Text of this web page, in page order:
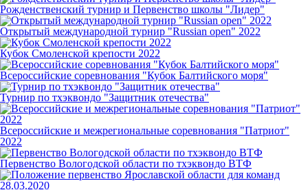
Рожденственский турнир и Первенство школы "Лидер"
Открытый международной турнир "Russian open" 2022
Кубок Смоленской крепости 2022
Всероссийские соревнования "Кубок Балтийского моря"
Турнир по тхэквондо "Защитник отечества"
Всероссийские и межрегиональные соревнования "Патриот"
2022
Первенство Вологодской области по тхэквондо ВТФ